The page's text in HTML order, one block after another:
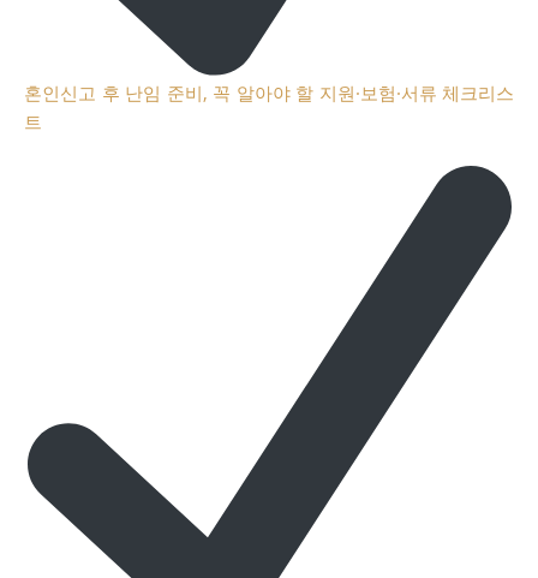
혼인신고 후 난임 준비, 꼭 알아야 할 지원·보험·서류 체크리스
트